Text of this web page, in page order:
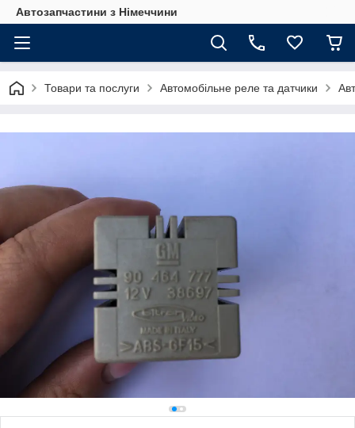
Автозапчастини з Німеччини
Товари та послуги Автомобільне реле та датчики